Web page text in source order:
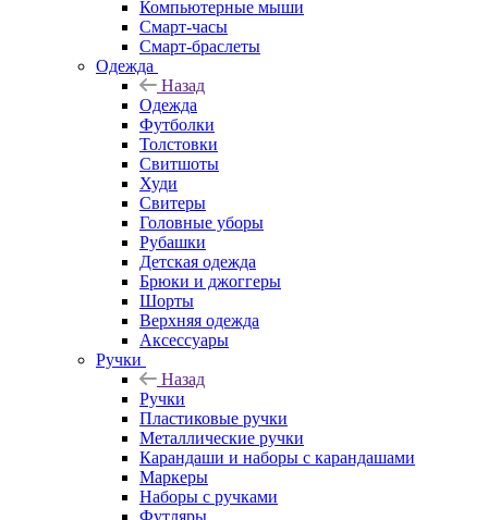
Компьютерные мыши
Смарт-часы
Смарт-браслеты
Одежда
Назад
Одежда
Футболки
Толстовки
Свитшоты
Худи
Свитеры
Головные уборы
Рубашки
Детская одежда
Брюки и джоггеры
Шорты
Верхняя одежда
Аксессуары
Ручки
Назад
Ручки
Пластиковые ручки
Металлические ручки
Карандаши и наборы с карандашами
Маркеры
Наборы с ручками
Футляры